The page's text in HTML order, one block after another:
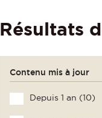
Résultats
Contenu mis à jour
Depuis 1 an (10)